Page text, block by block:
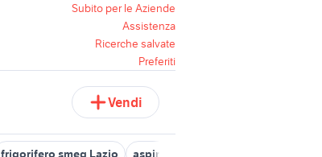
Subito per le Aziende
Assistenza
Ricerche salvate
Preferiti
Vendi
frigorifero smeg Lazio aspirapolvere industriale usato